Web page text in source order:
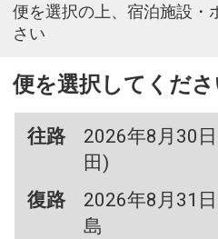
便を選択の上、宿泊施設・
さい
便を選択してくだ
往路
2026年8月30
田)
復路
2026年8月31
島